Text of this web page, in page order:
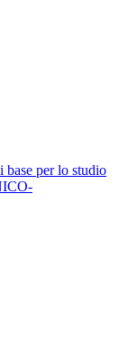
base per lo studio